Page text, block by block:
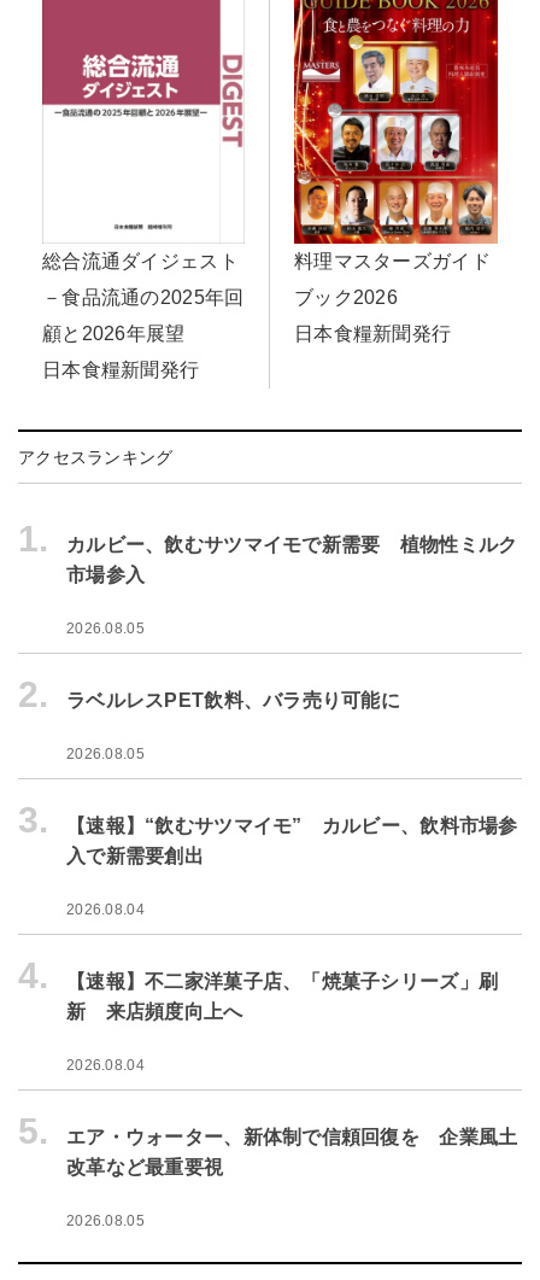
総合流通ダイジェスト
－食品流通の2025年回
顧と2026年展望
日本食糧新聞発行
料理マスターズガイド
ブック2026
日本食糧新聞発行
アクセスランキング
1.
カルビー、飲むサツマイモで新需要 植物性ミルク
市場参入
2026.08.05
2. ラベルレスPET飲料、バラ売り可能に
2026.08.05
3.
【速報】“飲むサツマイモ” カルビー、飲料市場参
入で新需要創出
2026.08.04
4.
【速報】不二家洋菓子店、「焼菓子シリーズ」刷
新 来店頻度向上へ
2026.08.04
5.
エア・ウォーター、新体制で信頼回復を 企業風土
改革など最重要視
2026.08.05